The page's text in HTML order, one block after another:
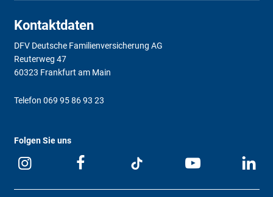
Kontaktdaten
DFV Deutsche Familienversicherung AG
Reuterweg 47
60323 Frankfurt am Main
Telefon 069 95 86 93 23
Folgen Sie uns